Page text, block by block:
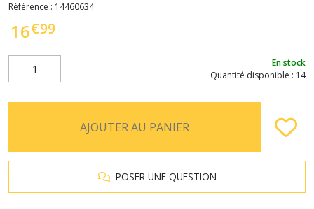
Référence : 14460634
16€99
En stock
Quantité disponible : 14
AJOUTER AU PANIER
POSER UNE QUESTION